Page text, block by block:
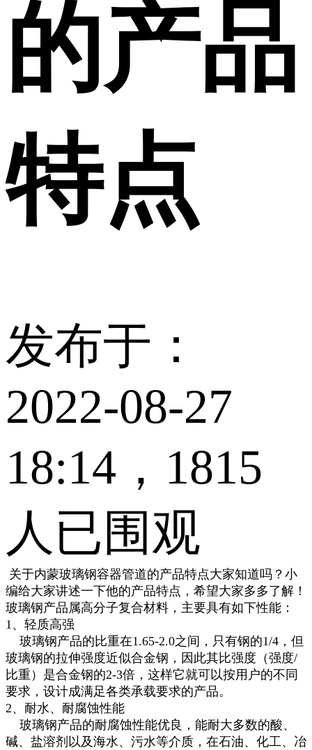
的产品
特点
发布于：
2022-08-27
18:14，1815
人已围观
关于内蒙玻璃钢容器管道的产品特点大家知道吗？小
编给大家讲述一下他的产品特点，希望大家多多了解！
玻璃钢产品属高分子复合材料，主要具有如下性能：
1、轻质高强
玻璃钢产品的比重在1.65-2.0之间，只有钢的1/4，但
玻璃钢的拉伸强度近似合金钢，因此其比强度（强度/
比重）是合金钢的2-3倍，这样它就可以按用户的不同
要求，设计成满足各类承载要求的产品。
2、耐水、耐腐蚀性能
玻璃钢产品的耐腐蚀性能优良，能耐大多数的酸、
碱、盐溶剂以及海水、污水等介质，在石油、化工、冶